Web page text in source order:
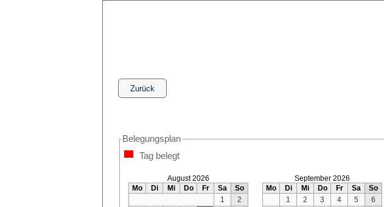
Belegungsplan
Tag belegt
August 2026
Mo
Di Mi Do Fr Sa
So
1
2
September 2026
Mo
Di Mi Do Fr Sa
So
1
2 3 4 5
6